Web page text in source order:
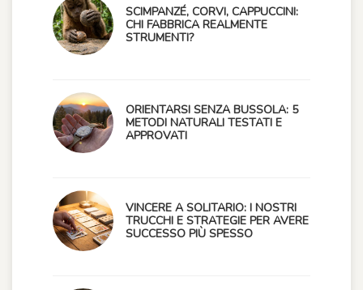
SCIMPANZÉ, CORVI, CAPPUCCINI:
CHI FABBRICA REALMENTE
STRUMENTI?
ORIENTARSI SENZA BUSSOLA: 5
METODI NATURALI TESTATI E
APPROVATI
VINCERE A SOLITARIO: I NOSTRI
TRUCCHI E STRATEGIE PER AVERE
SUCCESSO PIÙ SPESSO